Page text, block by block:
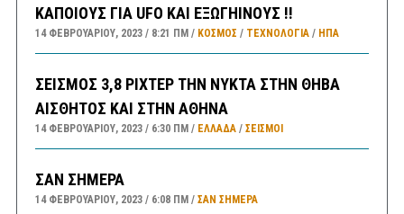
ΚΑΠΟΙΟΥΣ ΓΙΑ UFO ΚΑΙ ΕΞΩΓΗΙΝΟΥΣ !!
14 ΦΕΒΡΟΥΑΡΊΟΥ, 2023 8:21 ΠΜ ΚΟΣΜΟΣ / ΤΕΧΝΟΛΟΓΙΑ/ ΗΠΑ
ΣΕΙΣΜΟΣ 3,8 ΡΙΧΤΕΡ ΤΗΝ ΝΥΚΤΑ ΣΤΗΝ ΘΗΒΑ
ΑΙΣΘΗΤΟΣ ΚΑΙ ΣΤΗΝ ΑΘΗΝΑ
14 ΦΕΒΡΟΥΑΡΊΟΥ, 2023 6:30 ΠΜ ΕΛΛΑΔA/ ΣΕΙΣΜΟΙ
ΣΑΝ ΣΗΜΕΡΑ
14 ΦΕΒΡΟΥΑΡΊΟΥ, 2023 6:08 ΠΜ ΣΑΝ ΣΉΜΕΡΑ